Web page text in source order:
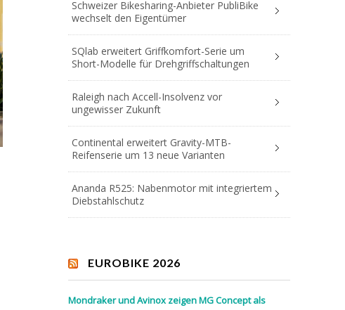
Schweizer Bikesharing-Anbieter PubliBike
wechselt den Eigentümer
SQlab erweitert Griffkomfort-Serie um
Short-Modelle für Drehgriffschaltungen
Raleigh nach Accell-Insolvenz vor
ungewisser Zukunft
Continental erweitert Gravity-MTB-
Reifenserie um 13 neue Varianten
Ananda R525: Nabenmotor mit integriertem
Diebstahlschutz
EUROBIKE 2026
Mondraker und Avinox zeigen MG Concept als